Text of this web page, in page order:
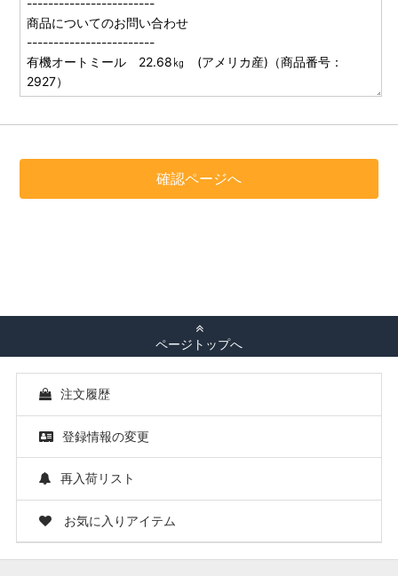
ページトップへ
注文履歴
登録情報の変更
再入荷リスト
お気に入りアイテム